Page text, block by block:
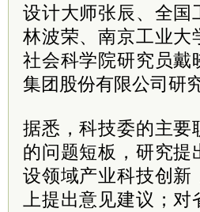
设计大师张辰、全国
林波荣、南京工业大
社会科学院研究员戴
集团股份有限公司研
据悉，科技委的主要
的问题短板，研究
设领域产业科技创新
上提出意见建议；